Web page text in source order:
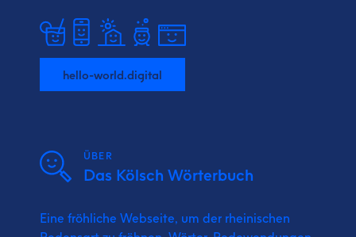
hello-world.digital
ÜBER
Das Kölsch Wörterbuch
Eine fröhliche Webseite, um der rheinischen